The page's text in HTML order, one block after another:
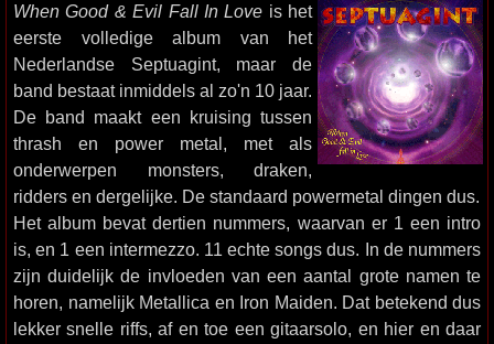
When Good & Evil Fall In Love is het
eerste volledige album van het
Nederlandse Septuagint, maar de
band bestaat inmiddels al zo'n 10 jaar.
De band maakt een kruising tussen
thrash en power metal, met als
onderwerpen monsters, draken,
ridders en dergelijke. De standaard powermetal dingen dus.
Het album bevat dertien nummers, waarvan er 1 een intro
is, en 1 een intermezzo. 11 echte songs dus. In de nummers
zijn duidelijk de invloeden van een aantal grote namen te
horen, namelijk Metallica en Iron Maiden. Dat betekend dus
lekker snelle riffs, af en toe een gitaarsolo, en hier en daar